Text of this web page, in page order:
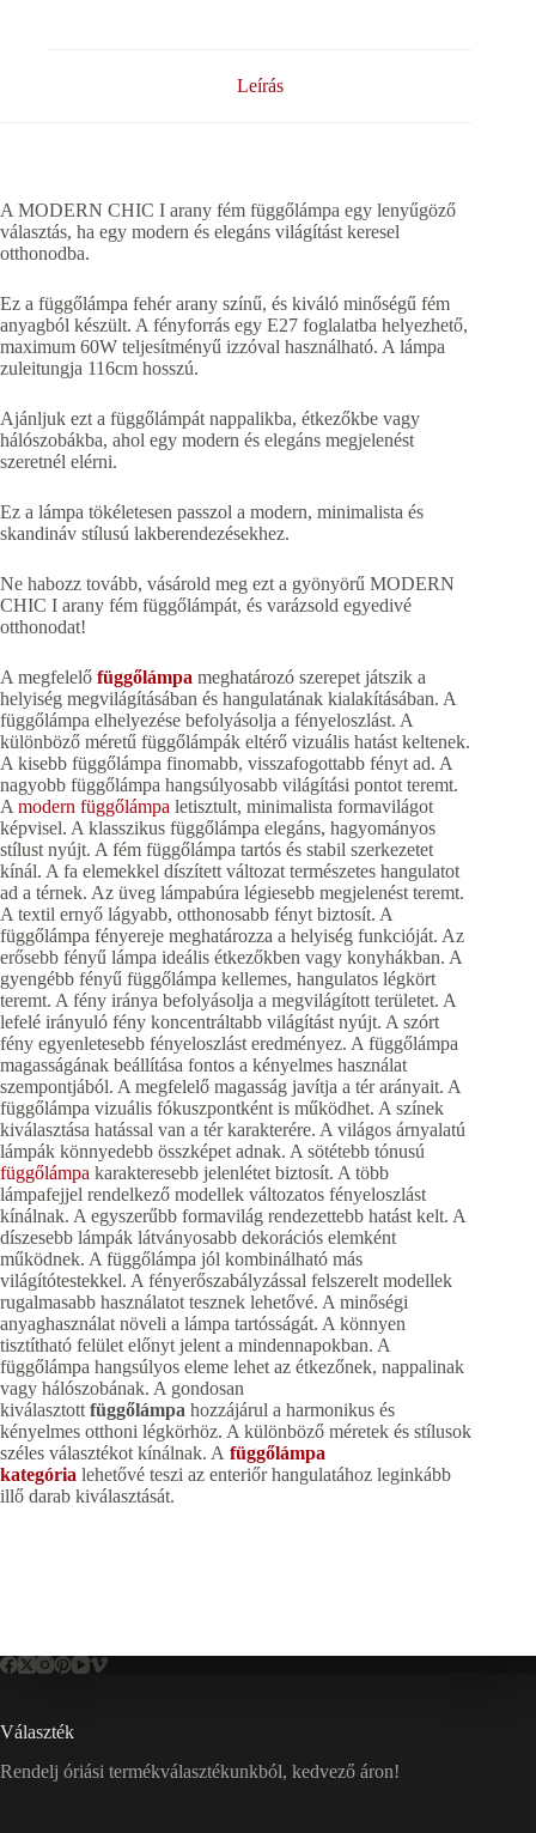
Leírás
A MODERN CHIC I arany fém függőlámpa egy lenyűgöző
választás, ha egy modern és elegáns világítást keresel
otthonodba.
Ez a függőlámpa fehér arany színű, és kiváló minőségű fém
anyagból készült. A fényforrás egy E27 foglalatba helyezhető,
maximum 60W teljesítményű izzóval használható. A lámpa
zuleitungja 116cm hosszú.
Ajánljuk ezt a függőlámpát nappalikba, étkezőkbe vagy
hálószobákba, ahol egy modern és elegáns megjelenést
szeretnél elérni.
Ez a lámpa tökéletesen passzol a modern, minimalista és
skandináv stílusú lakberendezésekhez.
Ne habozz tovább, vásárold meg ezt a gyönyörű MODERN
CHIC I arany fém függőlámpát, és varázsold egyedivé
otthonodat!
A megfelelő függőlámpa meghatározó szerepet játszik a
helyiség megvilágításában és hangulatának kialakításában. A
függőlámpa elhelyezése befolyásolja a fényeloszlást. A
különböző méretű függőlámpák eltérő vizuális hatást keltenek.
A kisebb függőlámpa finomabb, visszafogottabb fényt ad. A
nagyobb függőlámpa hangsúlyosabb világítási pontot teremt.
A modern függőlámpa letisztult, minimalista formavilágot
képvisel. A klasszikus függőlámpa elegáns, hagyományos
stílust nyújt. A fém függőlámpa tartós és stabil szerkezetet
kínál. A fa elemekkel díszített változat természetes hangulatot
ad a térnek. Az üveg lámpabúra légiesebb megjelenést teremt.
A textil ernyő lágyabb, otthonosabb fényt biztosít. A
függőlámpa fényereje meghatározza a helyiség funkcióját. Az
erősebb fényű lámpa ideális étkezőkben vagy konyhákban. A
gyengébb fényű függőlámpa kellemes, hangulatos légkört
teremt. A fény iránya befolyásolja a megvilágított területet. A
lefelé irányuló fény koncentráltabb világítást nyújt. A szórt
fény egyenletesebb fényeloszlást eredményez. A függőlámpa
magasságának beállítása fontos a kényelmes használat
szempontjából. A megfelelő magasság javítja a tér arányait. A
függőlámpa vizuális fókuszpontként is működhet. A színek
kiválasztása hatással van a tér karakterére. A világos árnyalatú
lámpák könnyedebb összképet adnak. A sötétebb tónusú
függőlámpa karakteresebb jelenlétet biztosít. A több
lámpafejjel rendelkező modellek változatos fényeloszlást
kínálnak. A egyszerűbb formavilág rendezettebb hatást kelt. A
díszesebb lámpák látványosabb dekorációs elemként
működnek. A függőlámpa jól kombinálható más
világítótestekkel. A fényerőszabályzással felszerelt modellek
rugalmasabb használatot tesznek lehetővé. A minőségi
anyaghasználat növeli a lámpa tartósságát. A könnyen
tisztítható felület előnyt jelent a mindennapokban. A
függőlámpa hangsúlyos eleme lehet az étkezőnek, nappalinak
vagy hálószobának. A gondosan
kiválasztott függőlámpa hozzájárul a harmonikus és
kényelmes otthoni légkörhöz. A különböző méretek és stílusok
széles választékot kínálnak. A függőlámpa
kategória lehetővé teszi az enteriőr hangulatához leginkább
illő darab kiválasztását.
Választék
Rendelj óriási termékválasztékunkból, kedvező áron!